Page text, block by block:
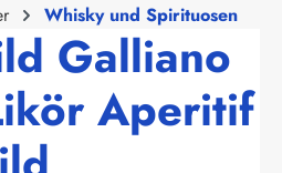
Whisky und Spirituosen
Galliano
Aperitif